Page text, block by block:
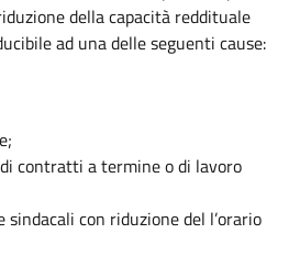
della capacità reddituale
ad una delle seguenti cause:
contratti a termine o di lavoro
sindacali con riduzione del l’orario